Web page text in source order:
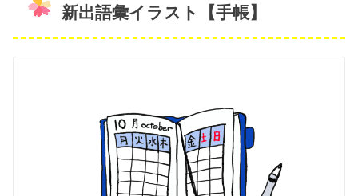
新出語彙イラスト【手帳】